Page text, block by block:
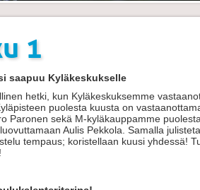
1
saapuu Kyläkeskukselle
hetki, kun Kyläkeskuksemme
puolesta kuusta on
Paronen sekä M-kyläkauppamme
Aulis Pekkola. Samalla
tempaus; koristellaan kuusi yhdessä!